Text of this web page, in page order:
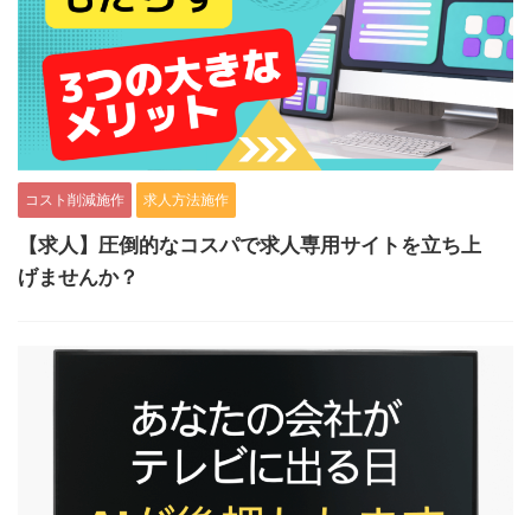
コスト削減施作 求人方法施作
【求人】圧倒的なコスパで求人専用サイトを立ち上
げませんか？